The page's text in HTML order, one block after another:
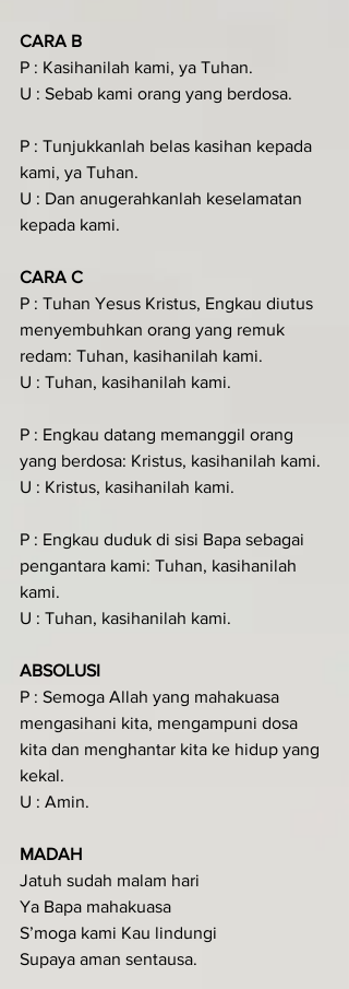
CARA B
P : Kasihanilah kami, ya Tuhan.
U : Sebab kami orang yang berdosa.
P : Tunjukkanlah belas kasihan kepada
kami, ya Tuhan.
U : Dan anugerahkanlah keselamatan
kepada kami.
CARA C
P : Tuhan Yesus Kristus, Engkau diutus
menyembuhkan orang yang remuk
redam: Tuhan, kasihanilah kami.
U : Tuhan, kasihanilah kami.
P : Engkau datang memanggil orang
yang berdosa: Kristus, kasihanilah kami.
U : Kristus, kasihanilah kami.
P : Engkau duduk di sisi Bapa sebagai
pengantara kami: Tuhan, kasihanilah
kami.
U : Tuhan, kasihanilah kami.
ABSOLUSI
P : Semoga Allah yang mahakuasa
mengasihani kita, mengampuni dosa
kita dan menghantar kita ke hidup yang
kekal.
U : Amin.
MADAH
Jatuh sudah malam hari
Ya Bapa mahakuasa
S’moga kami Kau lindungi
Supaya aman sentausa.